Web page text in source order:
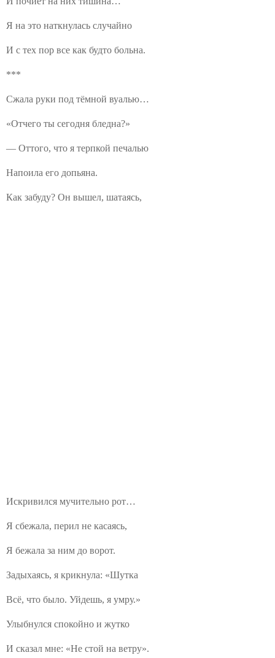
Я на это наткнулась случайно
И с тех пор все как будто больна.
***
Сжала руки под тёмной вуалью…
«Отчего ты сегодня бледна?»
— Оттого, что я терпкой печалью
Напоила его допьяна.
Как забуду? Он вышел, шатаясь,
Искривился мучительно рот…
Я сбежала, перил не касаясь,
Я бежала за ним до ворот.
Задыхаясь, я крикнула: «Шутка
Всё, что было. Уйдешь, я умру.»
Улыбнулся спокойно и жутко
И сказал мне: «Не стой на ветру».